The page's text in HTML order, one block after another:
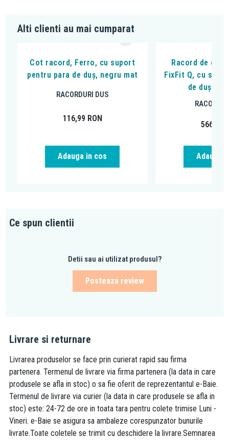
Alti clienti au mai cumparat
Cot racord, Ferro, cu suport
pentru para de duș, negru mat
RACORDURI DUS
116,99 RON
Adauga in cos
Racord de duș,
FixFit Q, cu
de duș,
566,52
Adauga
Ce spun clientii
Detii sau ai utilizat produsul?
Posteaza review
Livrare si returnare
Livrarea produselor se face prin curierat rapid sau firma
partenera. Termenul de livrare via firma partenera (la data in care
produsele se afla in stoc) o sa fie oferit de reprezentantul e-Baie.
Termenul de livrare via curier (la data in care produsele se afla in
stoc) este: 24-72 de ore in toata tara pentru colete trimise Luni -
Vineri. e-Baie se asigura sa ambaleze corespunzator bunurile
livrate.Toate coletele se trimit cu deschidere la livrare.Semnarea